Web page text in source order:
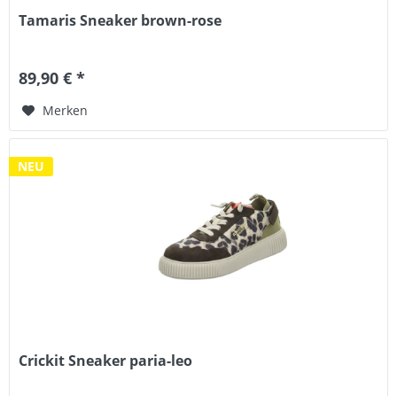
Tamaris Sneaker brown-rose
89,90 € *
Merken
NEU
Crickit Sneaker paria-leo